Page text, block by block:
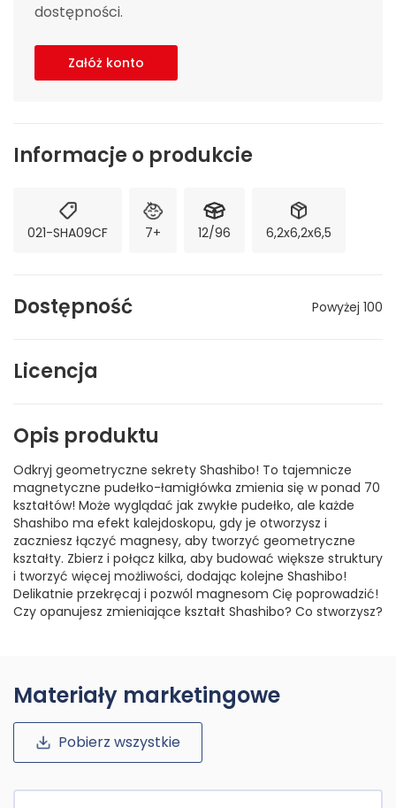
dostępności.
Załóż konto
Informacje o produkcie
021-SHA09CF 7+ 12/96 6,2x6,2x6,5
Dostępność Powyżej 100
Licencja
Opis produktu
Odkryj geometryczne sekrety Shashibo! To tajemnicze
magnetyczne pudełko-łamigłówka zmienia się w ponad 70
kształtów! Może wyglądać jak zwykłe pudełko, ale każde
Shashibo ma efekt kalejdoskopu, gdy je otworzysz i
zaczniesz łączyć magnesy, aby tworzyć geometryczne
kształty. Zbierz i połącz kilka, aby budować większe struktury
i tworzyć więcej możliwości, dodając kolejne Shashibo!
Delikatnie przekręcaj i pozwól magnesom Cię poprowadzić!
Czy opanujesz zmieniające kształt Shashibo? Co stworzysz?
Materiały marketingowe
Pobierz wszystkie